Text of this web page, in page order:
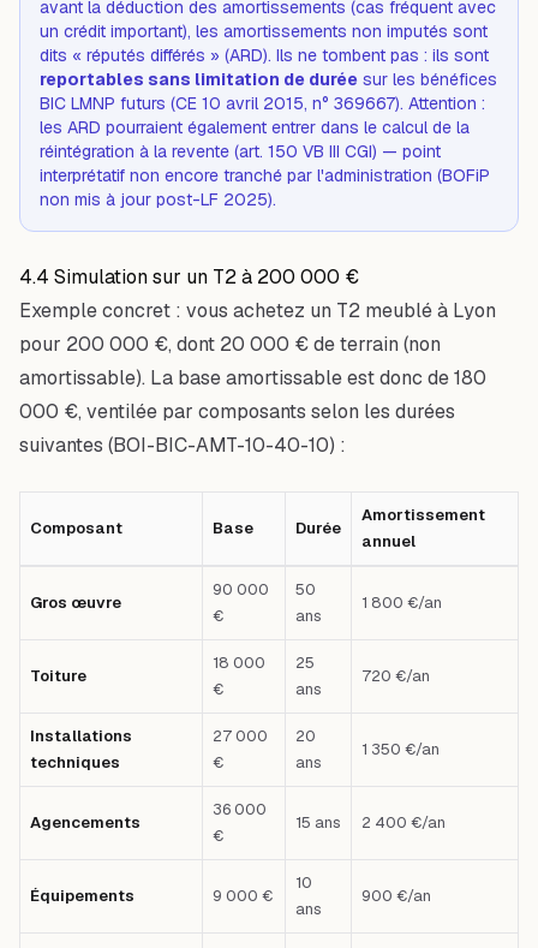
avant la déduction des amortissements (cas fréquent avec
un crédit important), les amortissements non imputés sont
dits « réputés différés » (ARD). Ils ne tombent pas : ils sont
reportables sans limitation de durée sur les bénéfices
BIC LMNP futurs (CE 10 avril 2015, n° 369667). Attention :
les ARD pourraient également entrer dans le calcul de la
réintégration à la revente (art. 150 VB III CGI) — point
interprétatif non encore tranché par l'administration (BOFiP
non mis à jour post-LF 2025).
4.4 Simulation sur un T2 à 200 000 €
Exemple concret : vous achetez un T2 meublé à Lyon
pour 200 000 €, dont 20 000 € de terrain (non
amortissable). La base amortissable est donc de 180
000 €, ventilée par composants selon les durées
suivantes (BOI-BIC-AMT-10-40-10) :
Composant Base Durée
Amortissement
annuel
Gros œuvre
90 000
€
50
ans
1 800 €/an
Toiture
18 000
€
25
ans
720 €/an
Installations
techniques
27 000
€
20
ans
1 350 €/an
Agencements
36 000
€
15 ans 2 400 €/an
Équipements 9 000 €
10
ans
900 €/an